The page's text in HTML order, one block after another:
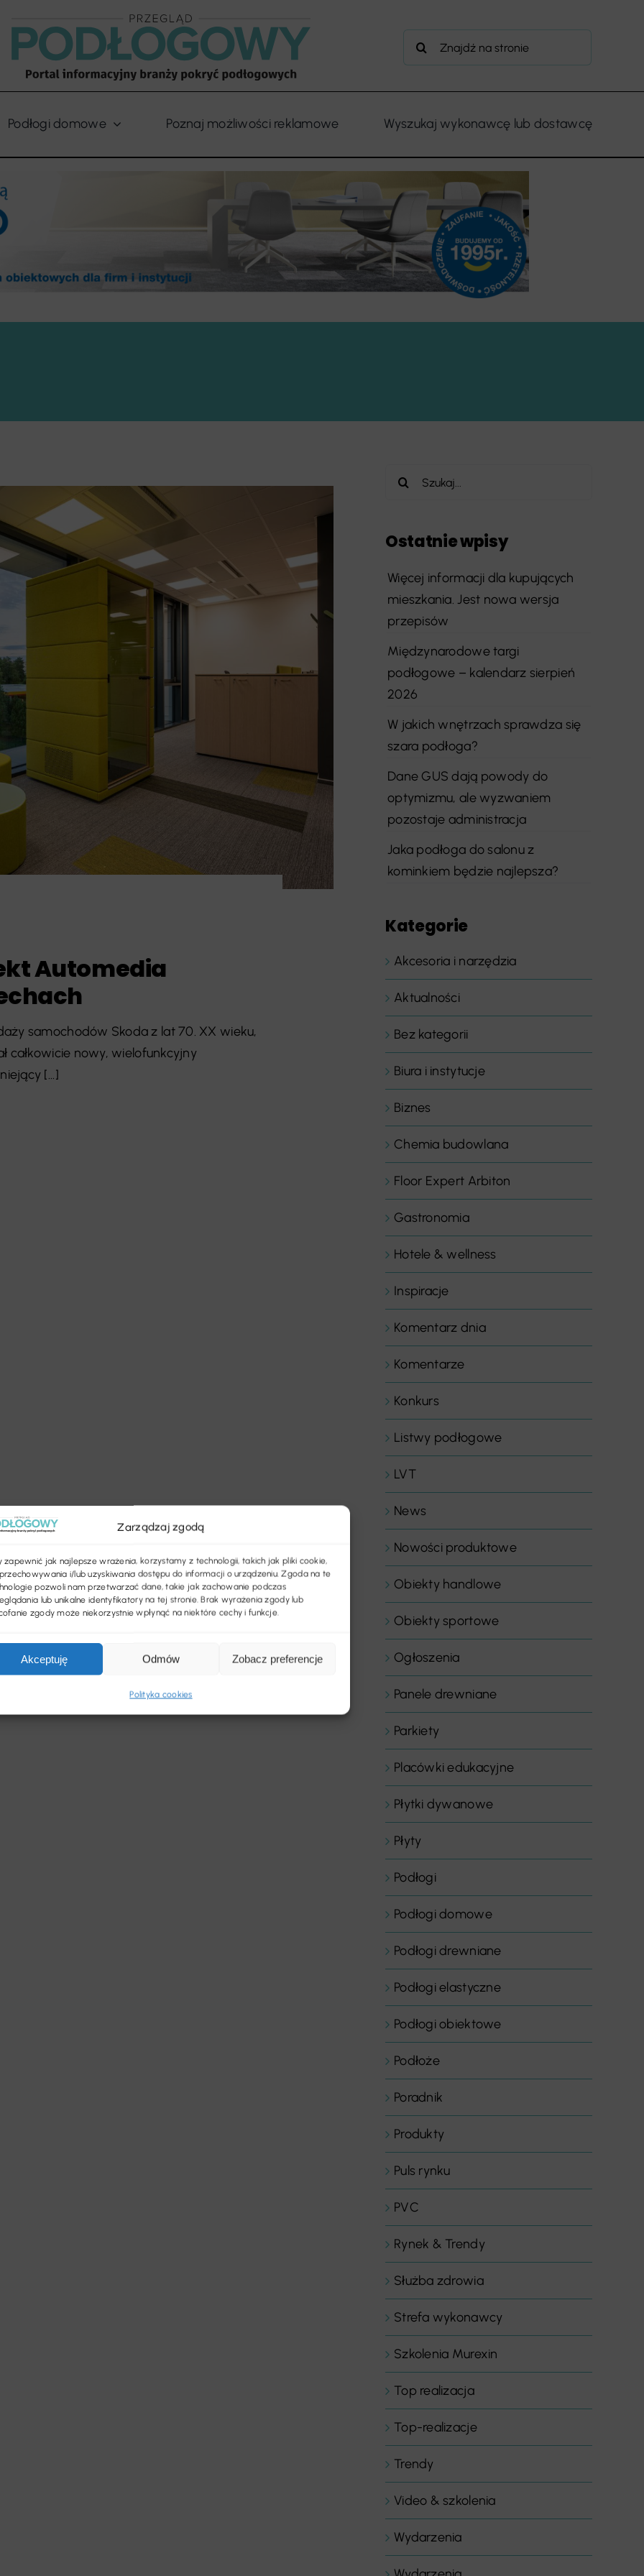
Zarządzaj zgodą
zapewnić jak najlepsze wrażenia, korzystamy z technologii, takich jak pliki cookie,
i/lub uzyskiwania dostępu do informacji o urządzeniu. Zgoda na te
pozwoli nam przetwarzać dane, takie jak zachowanie podczas
lub unikalne identyfikatory na tej stronie. Brak wyrażenia zgody lub
zgody może niekorzystnie wpłynąć na niektóre cechy i funkcje.
Akceptuję Odmów Zobacz preferencje
Polityka cookies
Szukaj
Podłogi domowe Poznaj możliwości reklamowe Wyszukaj wykonawcę lub dostawcę
Automedia
samochodów Skoda z lat 70. XX wieku,
całkowicie nowy, wielofunkcyjny
[...]
Szukaj
Ostatnie wpisy
Więcej informacji dla kupujących
mieszkania. Jest nowa wersja
przepisów
Międzynarodowe targi
podłogowe – kalendarz sierpień
2026
W jakich wnętrzach sprawdza się
szara podłoga?
Dane GUS dają powody do
optymizmu, ale wyzwaniem
pozostaje administracja
Jaka podłoga do salonu z
kominkiem będzie najlepsza?
Kategorie
Akcesoria i narzędzia
Aktualności
Bez kategorii
Biura i instytucje
Biznes
Chemia budowlana
Floor Expert Arbiton
Gastronomia
Hotele & wellness
Inspiracje
Komentarz dnia
Komentarze
Konkurs
Listwy podłogowe
LVT
News
Nowości produktowe
Obiekty handlowe
Obiekty sportowe
Ogłoszenia
Panele drewniane
Parkiety
Placówki edukacyjne
Płytki dywanowe
Płyty
Podłogi
Podłogi domowe
Podłogi drewniane
Podłogi elastyczne
Podłogi obiektowe
Podłoże
Poradnik
Produkty
Puls rynku
PVC
Rynek & Trendy
Służba zdrowia
Strefa wykonawcy
Szkolenia Murexin
Top realizacja
Top-realizacje
Trendy
Video & szkolenia
Wydarzenia